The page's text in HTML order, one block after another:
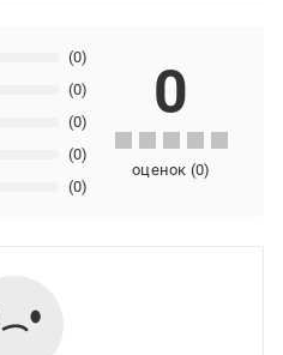
(0)
(0)
(0)
(0)
(0)
0
оценок (0)